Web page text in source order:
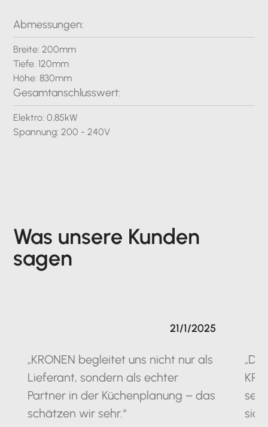
Abmessungen:
Breite: 200mm
Tiefe. 120mm
Höhe: 830mm
Gesamtanschlusswert:
Elektro: 0,85kW
Spannung: 200 - 240V
Was unsere Kunden
sagen
„KRONEN begleitet uns nicht nur als
Lieferant, sondern als echter
Partner in der Küchenplanung – das
schätzen wir sehr.“
21/1/2025
seit
sich